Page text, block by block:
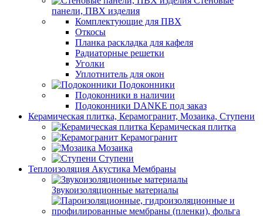
панели, ПВХ изделия
Комплектующие для ПВХ
Откосы
Планка раскладка для кафеля
Радиаторные решетки
Уголки
Уплотнитель для окон
Подоконники
Подоконники в наличии
Подоконники DANKE под заказ
Керамическая плитка, Керамогранит, Мозаика, Ступени
Керамическая плитка
Керамогранит
Мозаика
Ступени
Теплоизоляция Акустика Мембраны
Звукоизоляционные материалы